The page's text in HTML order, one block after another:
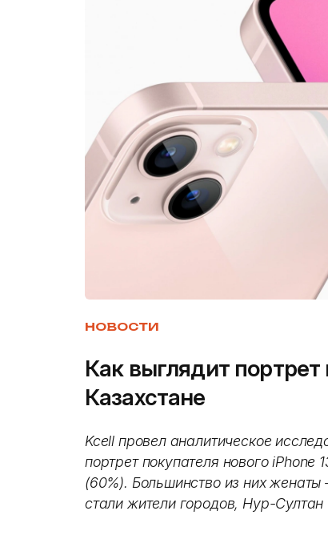
НОВОСТИ
Как выглядит портрет
Казахстане
Kcell провел аналитическое
портрет покупателя нового iPhone
(60%). Большинство из них
стали жители городов, Нур-